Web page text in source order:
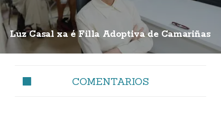
Luz Casal xa é Filla Adoptiva de Camariñas
COMENTARIOS